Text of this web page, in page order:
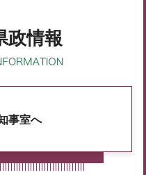
政情報
事室へ